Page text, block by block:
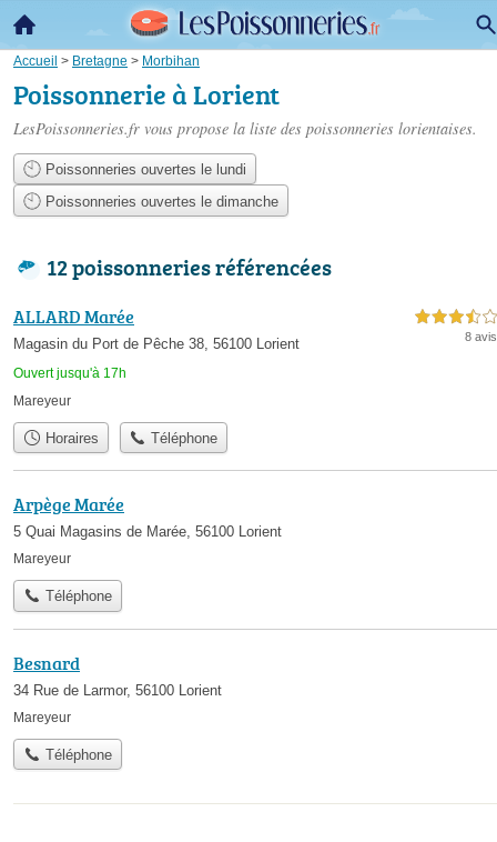
Accueil > Bretagne > Morbihan
Poissonnerie à Lorient
LesPoissonneries.fr vous propose la liste des poissonneries lorientaises.
Poissonneries ouvertes le lundi
Poissonneries ouvertes le dimanche
12 poissonneries référencées
ALLARD Marée
Magasin du Port de Pêche 38, 56100 Lorient
Ouvert jusqu'à 17h
3,5 étoiles sur 5
8 avis
Mareyeur
Horaires Téléphone
Arpège Marée
5 Quai Magasins de Marée, 56100 Lorient
Mareyeur
Téléphone
Besnard
34 Rue de Larmor, 56100 Lorient
Mareyeur
Téléphone